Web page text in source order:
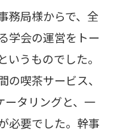
務局様からで、全
学会の運営をトー
うものでした。
喫茶サービス、
ータリングと、一
必要でした。幹事